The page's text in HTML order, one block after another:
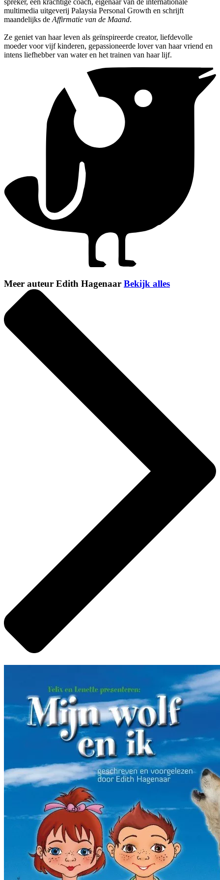
spreker, een krachtige coach, eigenaar van de internationale
multimedia uitgeverij Palaysia Personal Growth en schrijft
maandelijks de Affirmatie van de Maand.
Ze geniet van haar leven als geïnspireerde creator, liefdevolle
moeder voor vijf kinderen, gepassioneerde lover van haar vriend en
intens liefhebber van water en het trainen van haar lijf.
Meer auteur Edith Hagenaar Bekijk alles